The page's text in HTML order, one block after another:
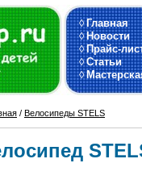
◊Главная
◊Новости
◊Прайс-
◊Статьи
◊
/ Велосипеды STELS